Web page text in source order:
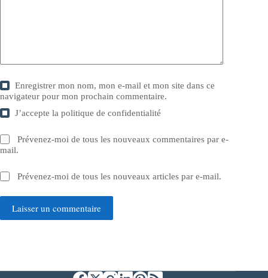
Enregistrer mon nom, mon e-mail et mon site dans ce
navigateur pour mon prochain commentaire.
J’accepte lapolitique de confidentialité
Prévenez-moi de tous les nouveaux commentaires par e-
mail.
Prévenez-moi de tous les nouveaux articles par e-mail.
Laisser un commentaire